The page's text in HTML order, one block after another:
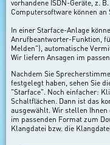
vorhandene ISDN-Geräte, z.
Computersoftware können
In einer Starface-Anlage
Anrufbeantworter-Funktion,
Melden"), automatische
Wir liefern Ansagen im
Nachdem Sie
festgelegt haben, sehen Sie
"Starface". Noch einfacher:
Schaltflächen. Dann ist das
ausgewählt. Wir stellen
im passenden Format zum
Klangdatei bzw. die